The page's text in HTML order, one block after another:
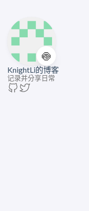
🍥
KnightLi的博客
记录并分享日常